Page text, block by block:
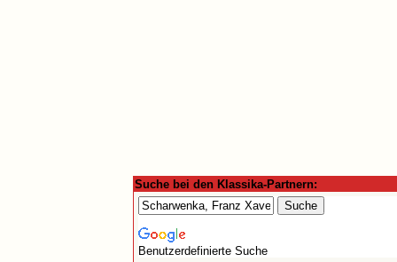
Suche bei den Klassika-Partnern:
Benutzerdefinierte Suche